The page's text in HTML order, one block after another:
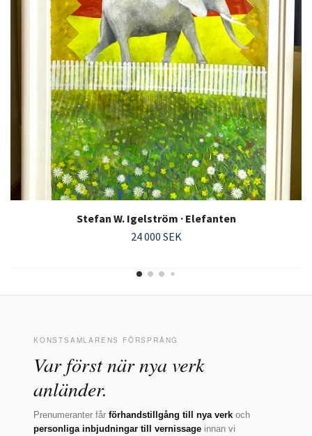
Stefan W. Igelström · Elefanten
24 000 SEK
KONSTSAMLARENS FÖRSPRÅNG
Var först när nya verk
anländer.
Prenumeranter får förhandstillgång till nya verk och
personliga inbjudningar till vernissage innan vi